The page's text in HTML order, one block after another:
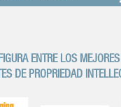
ENTRE LOS
DE PROPRIEDAD